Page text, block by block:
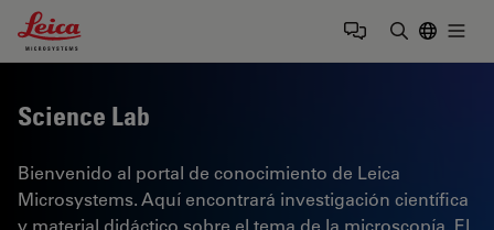
Leica Microsystems Logo
Science Lab
Bienvenido al portal de conocimiento de Leica
Microsystems. Aquí encontrará investigación científica
y material didáctico sobre el tema de la microscopía. El